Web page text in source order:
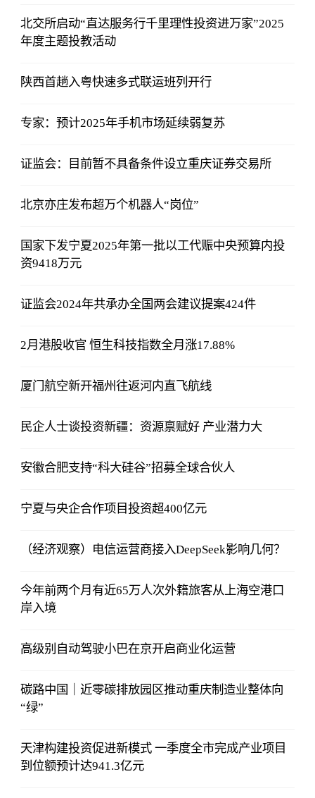
北交所启动“直达服务行千里理性投资进万家”2025
年度主题投教活动
陕西首趟入粤快速多式联运班列开行
专家：预计2025年手机市场延续弱复苏
证监会：目前暂不具备条件设立重庆证券交易所
北京亦庄发布超万个机器人“岗位”
国家下发宁夏2025年第一批以工代赈中央预算内投
资9418万元
证监会2024年共承办全国两会建议提案424件
2月港股收官 恒生科技指数全月涨17.88%
厦门航空新开福州往返河内直飞航线
民企人士谈投资新疆：资源禀赋好 产业潜力大
安徽合肥支持“科大硅谷”招募全球合伙人
宁夏与央企合作项目投资超400亿元
（经济观察）电信运营商接入DeepSeek影响几何？
今年前两个月有近65万人次外籍旅客从上海空港口
岸入境
高级别自动驾驶小巴在京开启商业化运营
碳路中国｜近零碳排放园区推动重庆制造业整体向
“绿”
天津构建投资促进新模式 一季度全市完成产业项目
到位额预计达941.3亿元